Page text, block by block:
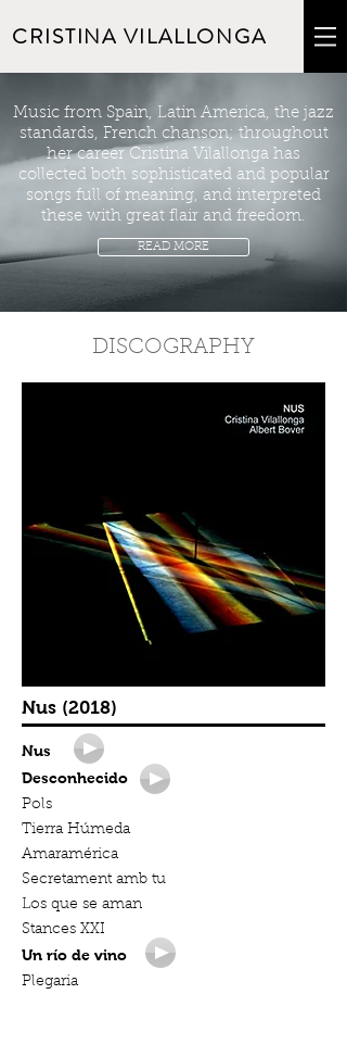
CRISTINA VILALLONGA
DISCOGRAPHY
Nus (2018)
Nus
Desconhecido
Pols
Tierra Húmeda
Amaramérica
Secretament amb tu
Los que se aman
Stances XXI
Un río de vino
Plegaria
Music from Spain, Latin America, the jazz
standards, French chanson; throughout
her career Cristina Vilallonga has
collected both sophisticated and popular
songs full of meaning, and interpreted
these with great flair and freedom.
READ MORE